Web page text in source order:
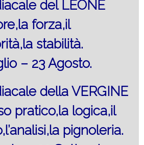
del LEONE
forza,il
stabilità.
– 23 Agosto.
della VERGINE
pratico,la logica,il
pignoleria.